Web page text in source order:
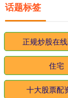
话题标签
正规炒股在
住宅
十大股票配